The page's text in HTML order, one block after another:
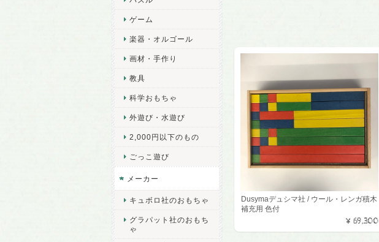
Dusymaデュシマ社 / ウール・レンガ積木
補充用 色付
¥69,300
ゲーム
楽器・オルゴール
画材・手作り
教具
科学おもちゃ
外遊び・水遊び
2,000円以下のもの
ごっこ遊び
メーカー
キュボロ社のおもちゃ
グラパット社のおもち
ゃ